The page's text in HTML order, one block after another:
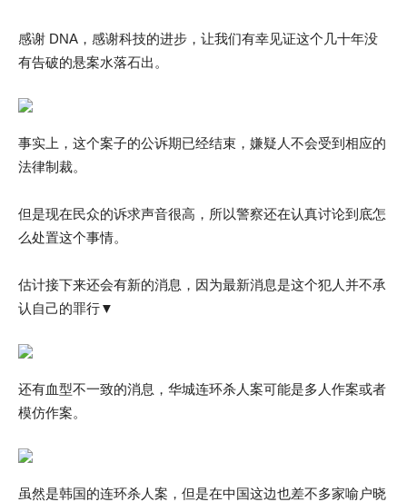
感谢 DNA，感谢科技的进步，让我们有幸见证这个几十年没
有告破的悬案水落石出。
事实上，这个案子的公诉期已经结束，嫌疑人不会受到相应的
法律制裁。
但是现在民众的诉求声音很高，所以警察还在认真讨论到底怎
么处置这个事情。
估计接下来还会有新的消息，因为最新消息是这个犯人并不承
认自己的罪行▼
还有血型不一致的消息，华城连环杀人案可能是多人作案或者
模仿作案。
虽然是韩国的连环杀人案，但是在中国这边也差不多家喻户晓